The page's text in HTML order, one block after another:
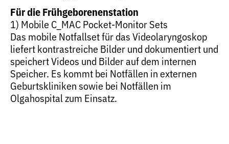
Für die Frühgeborenenstation
1) Mobile C_MAC Pocket-Monitor Sets
Das mobile Notfallset für das Videolaryngoskop
liefert kontrastreiche Bilder und dokumentiert und
speichert Videos und Bilder auf dem internen
Speicher. Es kommt bei Notfällen in externen
Geburtskliniken sowie bei Notfällen im
Olgahospital zum Einsatz.